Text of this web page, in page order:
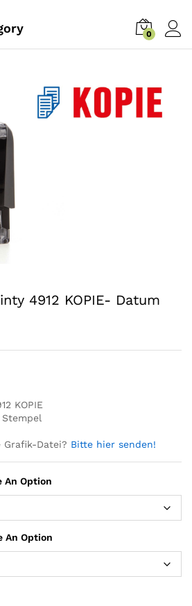
0
4912 KOPIE- Datum
KOPIE
Grafik-Datei? Bitte hier senden!
An Option
An Option